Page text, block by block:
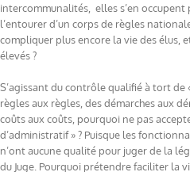
intercommunalités, elles s’en
l’entourer d’un corps de règles
compliquer plus encore la vie des élus,
élevés ?
S’agissant du contrôle qualifié à tort
règles aux règles, des démarches aux
coûts aux coûts, pourquoi ne pas
d’administratif » ? Puisque les
n’ont aucune qualité pour juger de la
du Juge. Pourquoi prétendre faciliter la